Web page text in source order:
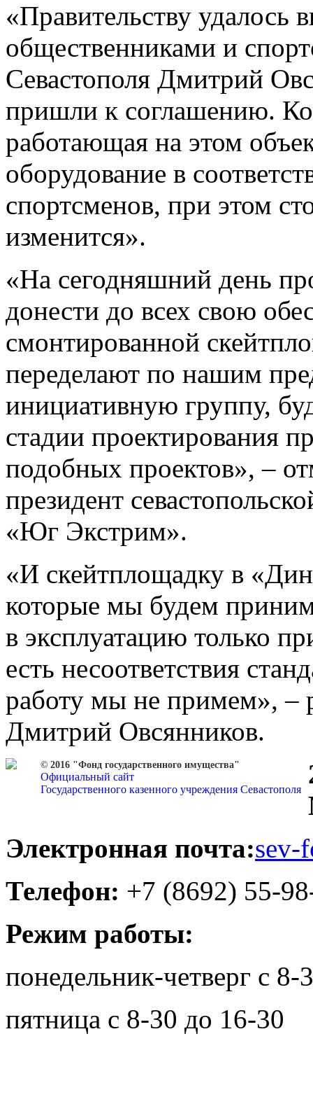
«Правительству удалось
общественниками и
Севастополя Дмитрий
пришли к соглашению.
работающая на этом
оборудование в
спортсменов, при этом
изменится».
«На сегодняшний день
донести до всех свою
смонтированной
переделают по нашим
инициативную группу,
стадии проектирования
подобных проектов», –
президент
«Юг Экстрим».
«И скейтплощадку в
которые мы будем
в эксплуатацию только
есть несоответствия
работу мы не примем», –
Дмитрий Овсянников.
© 2016 "Фонд государственного имущества"
Официальный сайт
Государственного казенного учреждения Севастополя
Электронная почта:sev-
Телефон: +7 (8692) 55-
Режим работы:
понедельник-четверг с
пятница с 8-30 до 16-30